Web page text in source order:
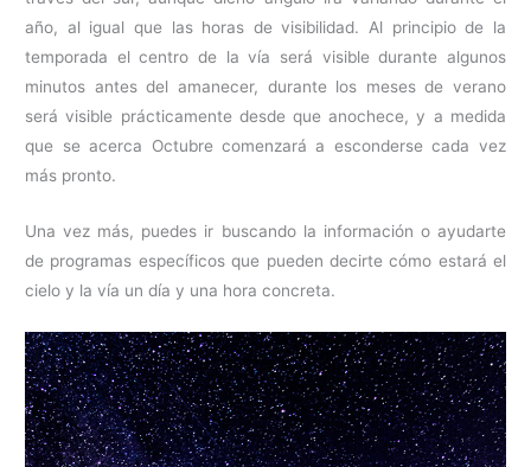
año, al igual que las horas de visibilidad. Al principio de la
temporada el centro de la vía será visible durante algunos
minutos antes del amanecer, durante los meses de verano
será visible prácticamente desde que anochece, y a medida
que se acerca Octubre comenzará a esconderse cada vez
más pronto.
Una vez más, puedes ir buscando la información o ayudarte
de programas específicos que pueden decirte cómo estará el
cielo y la vía un día y una hora concreta.